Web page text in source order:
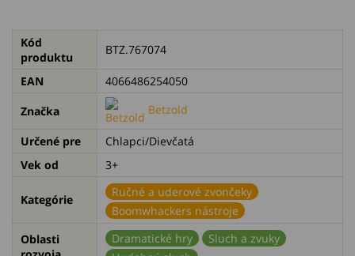
Kód
produktu
BTZ.767074
EAN
4066486254050
Značka
Betzold
Určené pre
Chlapci/Dievčatá
Vek od
3+
Kategórie
Ručné a uderové zvončeky
Boomwhackers nástroje
Oblasti
Dramatické hry
Sluch a zvuky